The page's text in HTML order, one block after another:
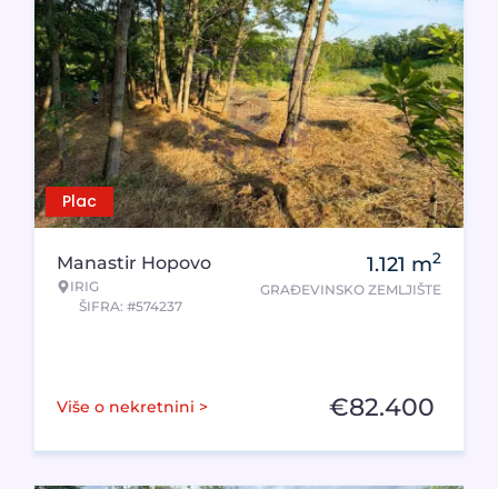
Plac
Manastir Hopovo
IRIG
ŠIFRA: #574237
1.121 m2
GRAĐEVINSKO ZEMLJIŠTE
Više o nekretnini > €82.400